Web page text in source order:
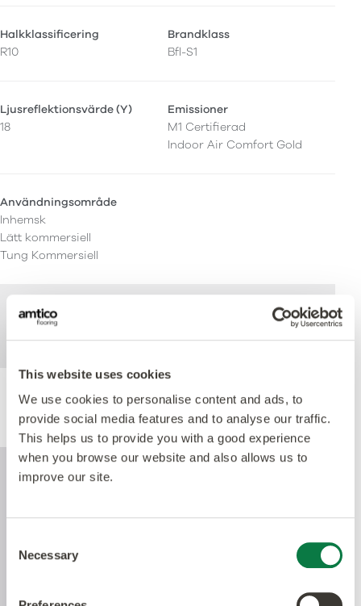
This website uses cookies
We use cookies to personalise content and ads, to
provide social media features and to analyse our traffic.
This helps us to provide you with a good experience
when you browse our website and also allows us to
improve our site.
Selection
Necessary
Halkklassificering
R10
Brandklass
Bfl-S1
Ljusreflektionsvärde (Y)
18
Emissioner
M1 Certifierad
Indoor Air Comfort Gold
Användningsområde
Inhemsk
Lätt kommersiell
Tung Kommersiell
För mer teknisk information om denna
produkt, se specifikationsdokumentet som
kan laddas ned nedan.
Produktprestanda